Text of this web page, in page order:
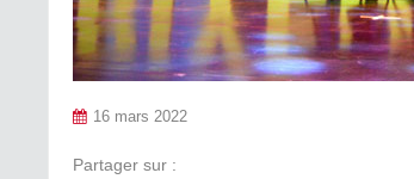
16 mars 2022
Partager sur :